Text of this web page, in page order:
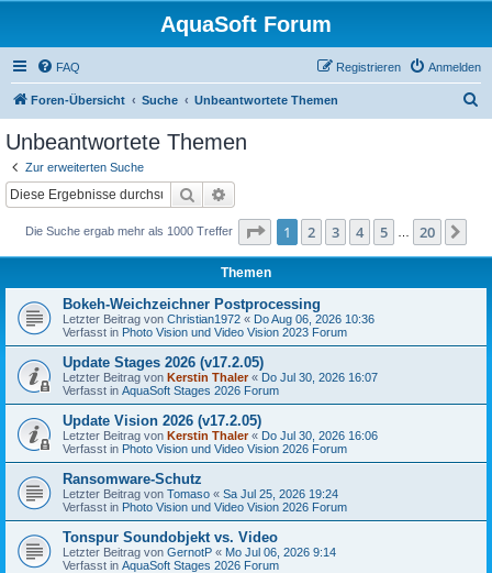
AquaSoft Forum
FAQ Anmelden
Registrieren
Foren-Übersicht Suche Unbeantwortete Themen
Unbeantwortete Themen
Zur erweiterten Suche
Suche
Die Suche ergab mehr als 1000 Treffer Seite 1von 20
1 2 3 4 5 20
Themen
Bokeh-Weichzeichner Postprocessing
Letzter Beitrag von Christian1972 « Do Aug 06, 2026 10:36
Verfasst in Photo Vision und Video Vision 2023 Forum
Update Stages 2026 (v17.2.05)
Letzter Beitrag von Kerstin Thaler« Do Jul 30, 2026 16:07
Verfasst in AquaSoft Stages 2026 Forum
Update Vision 2026 (v17.2.05)
Letzter Beitrag von Kerstin Thaler« Do Jul 30, 2026 16:06
Verfasst in Photo Vision und Video Vision 2026 Forum
Ransomware-Schutz
Letzter Beitrag von Tomaso « Sa Jul 25, 2026 19:24
Verfasst in Photo Vision und Video Vision 2026 Forum
Tonspur Soundobjekt vs. Video
Letzter Beitrag von GernotP « Mo Jul 06, 2026 9:14
Verfasst in AquaSoft Stages 2026 Forum